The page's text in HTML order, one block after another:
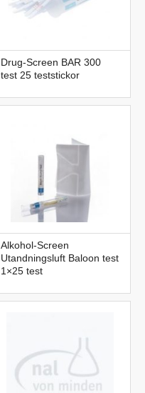
Drug-Screen BAR 300
test 25 teststickor
Alkohol-Screen
Utandningsluft Baloon test
1×25 test